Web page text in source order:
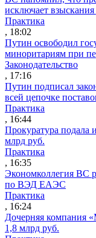
исключает
Практика
, 18:02
Путин освободил
миноритариям при
Законодательство
, 17:16
Путин подписал
всей цепочке
Практика
, 16:44
Прокуратура подала
млрд руб.
Практика
, 16:35
Экономколлегия ВС
по ВЭД ЕАЭС
Практика
, 16:24
Дочерняя компания
1,8 млрд руб.